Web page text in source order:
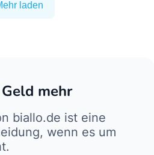
laden
mehr
biallo.de ist eine
wenn es um